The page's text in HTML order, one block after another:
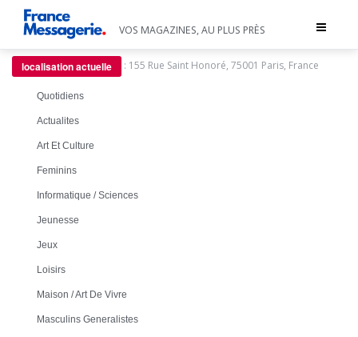
Toggle
VOS MAGAZINES, AU PLUS PRÈS
localisation actuelle : 155 Rue Saint Honoré, 75001 Paris, France
Quotidiens
Actualites
Art Et Culture
Feminins
Informatique / Sciences
Jeunesse
Jeux
Loisirs
Maison / Art De Vivre
Masculins Generalistes